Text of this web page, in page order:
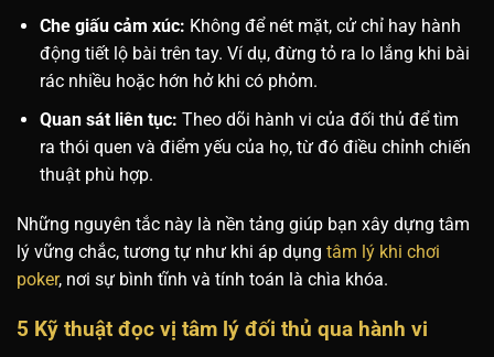
Che giấu cảm xúc: Không để nét mặt, cử chỉ hay hành
động tiết lộ bài trên tay. Ví dụ, đừng tỏ ra lo lắng khi bài
rác nhiều hoặc hớn hở khi có phỏm.
Quan sát liên tục: Theo dõi hành vi của đối thủ để tìm
ra thói quen và điểm yếu của họ, từ đó điều chỉnh chiến
thuật phù hợp.
Những nguyên tắc này là nền tảng giúp bạn xây dựng tâm
lý vững chắc, tương tự như khi áp dụng tâm lý khi chơi
poker, nơi sự bình tĩnh và tính toán là chìa khóa.
5 Kỹ thuật đọc vị tâm lý đối thủ qua hành vi